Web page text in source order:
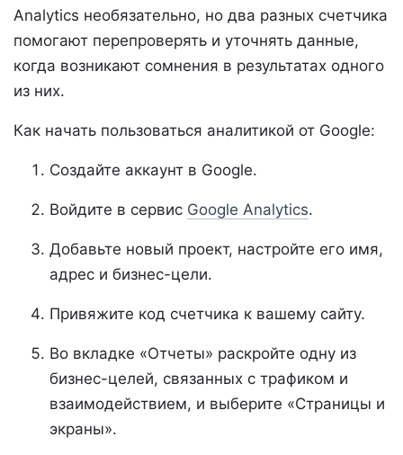
Analytics необязательно, но два разных счетчика
помогают перепроверять и уточнять данные,
когда возникают сомнения в результатах одного
из них.
Как начать пользоваться аналитикой от Google:
Создайте аккаунт в Google.
Войдите в сервис Google Analytics.
Добавьте новый проект, настройте его имя,
адрес и бизнес-цели.
Привяжите код счетчика к вашему сайту.
Во вкладке «Отчеты» раскройте одну из
бизнес-целей, связанных с трафиком и
взаимодействием, и выберите «Страницы и
экраны».